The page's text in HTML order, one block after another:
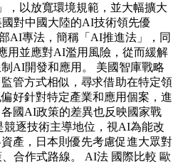
，以放寬環境規範，並大幅擴大
對中國大陸的AI技術領先優
AI專法，簡稱「AI推進法」，同
用並應對AI濫用風險，從而緩解
AI開發和應用。 美國智庫戰略
管方式相似，尋求借助在特定領
好針對特定產業和應用個案，進
國AI政策的差異也反映國家戰
逐技術主導地位，視AI為能改
產，日本則優先考慮促進大眾對
合作式路線。 AI法 國際比較 歐